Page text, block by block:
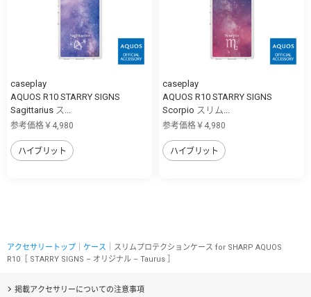
caseplay
AQUOS R10 STARRY SIGNS
Sagittarius ス...
参考価格￥4,980
ハイブリット
caseplay
AQUOS R10 STARRY SIGNS
Scorpio スリム...
参考価格￥4,980
ハイブリット
アクセサリートップ ケース ｜スリムプロテクションケース for SHARP AQUOS
R10［ STARRY SIGNS – オリジナル – Taurus ］
掲載アクセサリーについての注意事項